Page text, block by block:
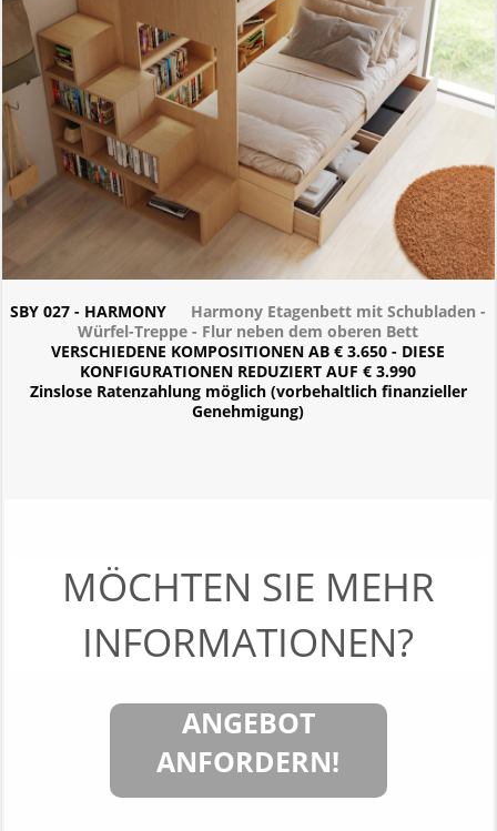
SBY 027 - HARMONY
Harmony Etagenbett mit Schubladen -
Würfel-Treppe - Flur neben dem oberen Bett
VERSCHIEDENE KOMPOSITIONEN AB € 3.650 - DIESE
KONFIGURATIONEN REDUZIERT AUF € 3.990
Zinslose Ratenzahlung möglich (vorbehaltlich finanzieller
Genehmigung)
MÖCHTEN SIE MEHR
INFORMATIONEN?
ANGEBOT
ANFORDERN!